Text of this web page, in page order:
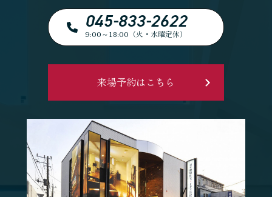
045-833-2622
9:00～18:00（火・水曜定休）
来場予約はこちら